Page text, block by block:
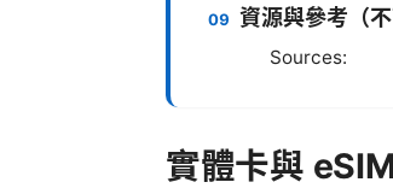
資源與參考（不
Sources:
實體卡與